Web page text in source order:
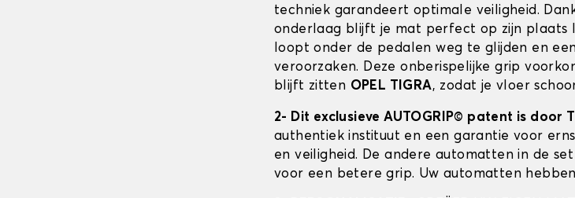
techniek garandeert optimale veiligheid.
onderlaag blijft je mat perfect op zijn plaats
loopt onder de pedalen weg te glijden en
veroorzaken. Deze onberispelijke grip
blijft zitten OPEL TIGRA, zodat je vloer
2- Dit exclusieve AUTOGRIP© patent is door
authentiek instituut en een garantie voor
en veiligheid. De andere automatten in de
voor een betere grip. Uw automatten